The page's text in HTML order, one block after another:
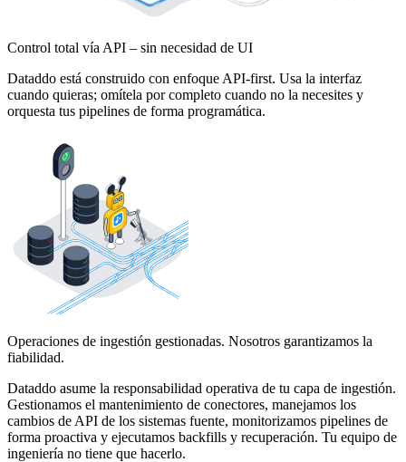
Control total vía API – sin necesidad de UI
Dataddo está construido con enfoque API-first. Usa la interfaz
cuando quieras; omítela por completo cuando no la necesites y
orquesta tus pipelines de forma programática.
Operaciones de ingestión gestionadas. Nosotros garantizamos la
fiabilidad.
Dataddo asume la responsabilidad operativa de tu capa de ingestión.
Gestionamos el mantenimiento de conectores, manejamos los
cambios de API de los sistemas fuente, monitorizamos pipelines de
forma proactiva y ejecutamos backfills y recuperación. Tu equipo de
ingeniería no tiene que hacerlo.